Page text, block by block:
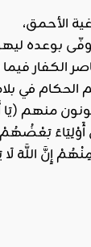
الأحمق،
بوعده
الكفار
الحكام في
منهم (يَا
أَوْلِيَاءَ
إِنَّ اللَّهَ